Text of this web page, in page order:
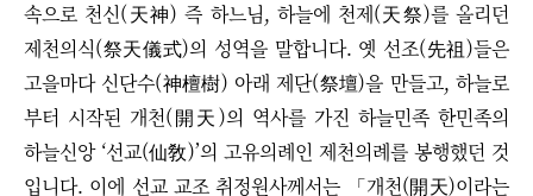
속으로 천신(天神) 즉 하느님, 하늘에 천제(天祭)를 올리던
제천의식(祭天儀式)의 성역을 말합니다. 옛 선조(先祖)들은
고을마다 신단수(神檀樹) 아래 제단(祭壇)을 만들고, 하늘로
부터 시작된 개천(開天)의 역사를 가진 하늘민족 한민족의
하늘신앙 ‘선교(仙敎)’의 고유의례인 제천의례를 봉행했던 것
입니다. 이에 선교 교조 취정원사께서는 「개천(開天)이라는